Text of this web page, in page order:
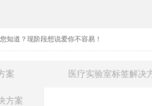
知道？现阶段想说爱你不容易！
案 医疗实验室标签解决
方案